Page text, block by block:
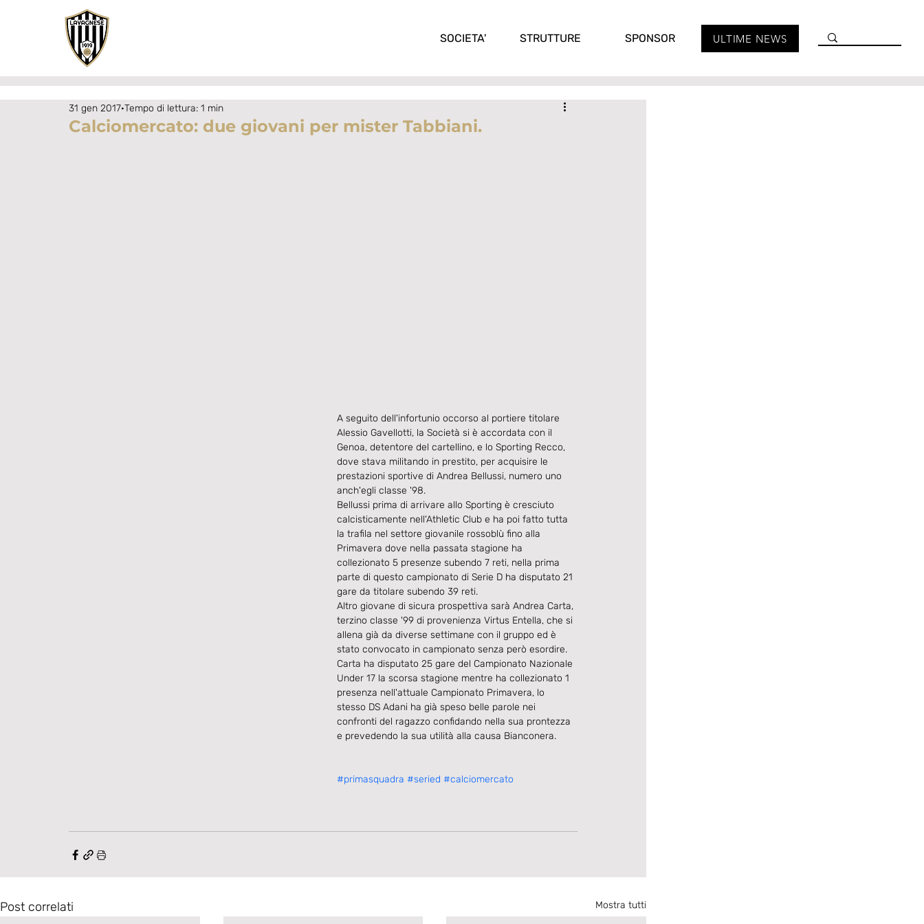
SOCIETA' STRUTTURE SPONSOR ULTIME NEWS
Calciomercato: due giovani per mister Tabbiani.
31 gen 2017 Tempo di lettura: 1 min
A seguito dell'infortunio occorso al portiere titolare
Alessio Gavellotti, la Società si è accordata con il
Genoa, detentore del cartellino, e lo Sporting Recco,
dove stava militando in prestito, per acquisire le
prestazioni sportive di Andrea Bellussi, numero uno
anch'egli classe '98.
Bellussi prima di arrivare allo Sporting è cresciuto
calcisticamente nell'Athletic Club e ha poi fatto tutta
la trafila nel settore giovanile rossoblù fino alla
Primavera dove nella passata stagione ha
collezionato 5 presenze subendo 7 reti, nella prima
parte di questo campionato di Serie D ha disputato 21
gare da titolare subendo 39 reti.
Altro giovane di sicura prospettiva sarà Andrea Carta,
terzino classe '99 di provenienza Virtus Entella, che si
allena già da diverse settimane con il gruppo ed è
stato convocato in campionato senza però esordire.
Carta ha disputato 25 gare del Campionato Nazionale
Under 17 la scorsa stagione mentre ha collezionato 1
presenza nell'attuale Campionato Primavera, lo
stesso DS Adani ha già speso belle parole nei
confronti del ragazzo confidando nella sua prontezza
e prevedendo la sua utilità alla causa Bianconera.
#primasquadra #seried #calciomercato
Post correlati Mostra tutti